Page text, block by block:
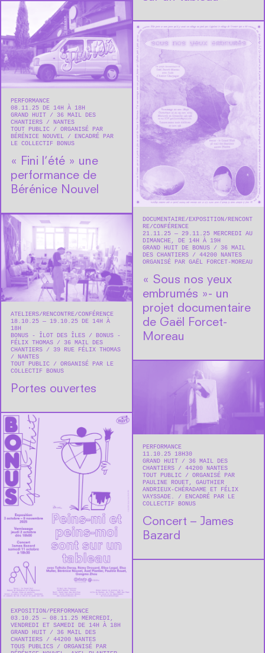
PERFORMANCE
08.11.25 DE 14H À 18H
GRAND HUIT
36 MAIL DES
CHANTIERS
NANTES
TOUT PUBLIC
ORGANISÉ PAR
BÉRÉNICE NOUVEL
ENCADRÉ PAR
LE COLLECTIF BONUS
« Fini l’été » une
performance de
Bérénice Nouvel
DOCUMENTAIRE EXPOSITION
RENCONT
RE/CONFÉRENCE
21.11.25 — 29.11.25 MERCREDI AU
DIMANCHE, DE 14H À 19H
GRAND HUIT DE BONUS
36 MAIL
DES CHANTIERS
44200 NANTES
ORGANISÉ PAR GAËL FORCET-MOREAU
« Sous nos yeux
embrumés »- un
projet documentaire
de Gaël Forcet-
Moreau
ATELIERS RENCONTRE/CONFÉRENCE
18.10.25 — 19.10.25 DE 14H À
18H
BONUS - ÎLOT DES ÎLES / BONUS -
FÉLIX THOMAS
36 MAIL DES
CHANTIERS / 39 RUE FÉLIX THOMAS
NANTES
TOUT PUBLIC
ORGANISÉ PAR LE
COLLECTIF BONUS
Portes ouvertes
PERFORMANCE
11.10.25 18H30
GRAND HUIT
36 MAIL DES
CHANTIERS
44200 NANTES
TOUT PUBLIC
ORGANISÉ PAR
PAULINE ROUET, GAUTHIER
ANDRIEUX-CHÉRADAME ET FÉLIX
VAYSSADE.
ENCADRÉ PAR LE
COLLECTIF BONUS
Concert – James
Bazard
EXPOSITION
PERFORMANCE
03.10.25 — 08.11.25 MERCREDI,
VENDREDI ET SAMEDI DE 14H À 18H
GRAND HUIT
36 MAIL DES
CHANTIERS
44200 NANTES
TOUS PUBLICS
ORGANISÉ PAR